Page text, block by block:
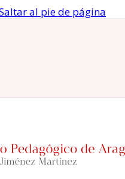
al pie de página